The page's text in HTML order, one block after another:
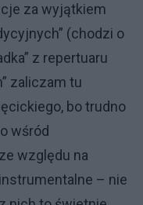
za wyjątkiem
(chodzi o
z repertuaru
zaliczam tu
bo trudno
wśród
względu na
– nie